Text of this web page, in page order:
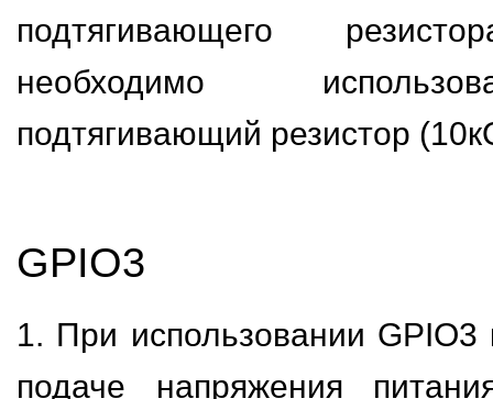
подтягивающего
необходимо
подтягивающий резистор
GPIO3
1. При использовании GPIO3
подаче напряжения